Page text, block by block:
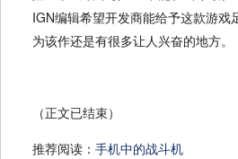
IGN编辑希望开发商能给予这款游戏
为该作还是有很多让人兴奋的地方。
（正文已结束）
推荐阅读： 手机中的战斗机